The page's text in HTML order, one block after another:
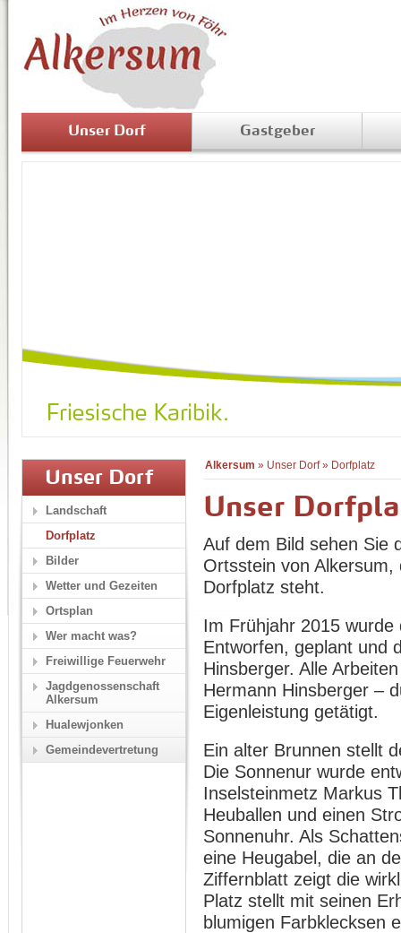
Unser Dorf Gastgeber
Alkersum » Unser Dorf» Dorfplatz
Unser
Auf dem Bild sehen Sie
Ortsstein von Alkersum,
Dorfplatz steht.
Im Frühjahr 2015
Entworfen, geplant und
Hinsberger. Alle
Hermann Hinsberger –
Eigenleistung getätigt.
Ein alter Brunnen stellt
Die Sonnenur wurde
Inselsteinmetz Markus
Heuballen und einen
Sonnenuhr. Als
eine Heugabel, die an
Ziffernblatt zeigt die
Platz stellt mit seinen
blumigen Farbklecksen
Unser Dorf
Landschaft
Dorfplatz
Bilder
Wetter und Gezeiten
Ortsplan
Wer macht was?
Freiwillige Feuerwehr
Jagdgenossenschaft
Alkersum
Hualewjonken
Gemeindevertretung